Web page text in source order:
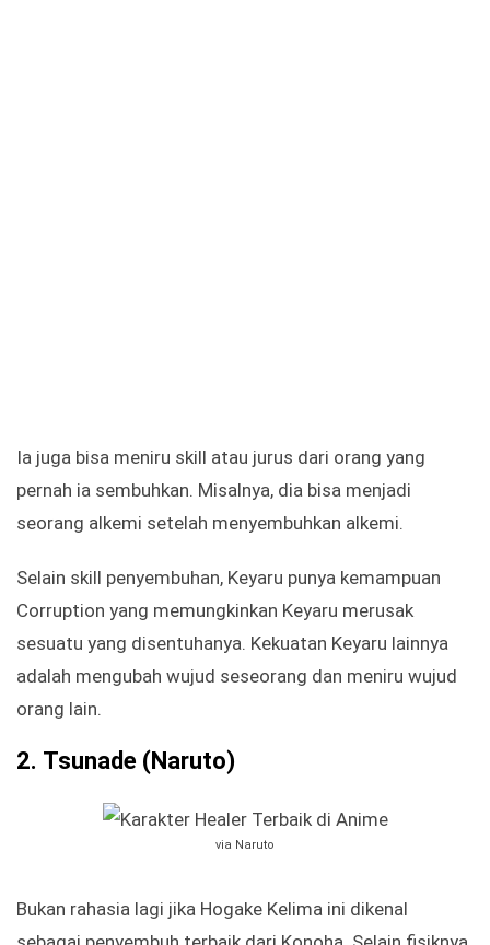
Ia juga bisa meniru skill atau jurus dari orang yang
pernah ia sembuhkan. Misalnya, dia bisa menjadi
seorang alkemi setelah menyembuhkan alkemi.
Selain skill penyembuhan, Keyaru punya kemampuan
Corruption yang memungkinkan Keyaru merusak
sesuatu yang disentuhanya. Kekuatan Keyaru lainnya
adalah mengubah wujud seseorang dan meniru wujud
orang lain.
2. Tsunade (Naruto)
via Naruto
Bukan rahasia lagi jika Hogake Kelima ini dikenal